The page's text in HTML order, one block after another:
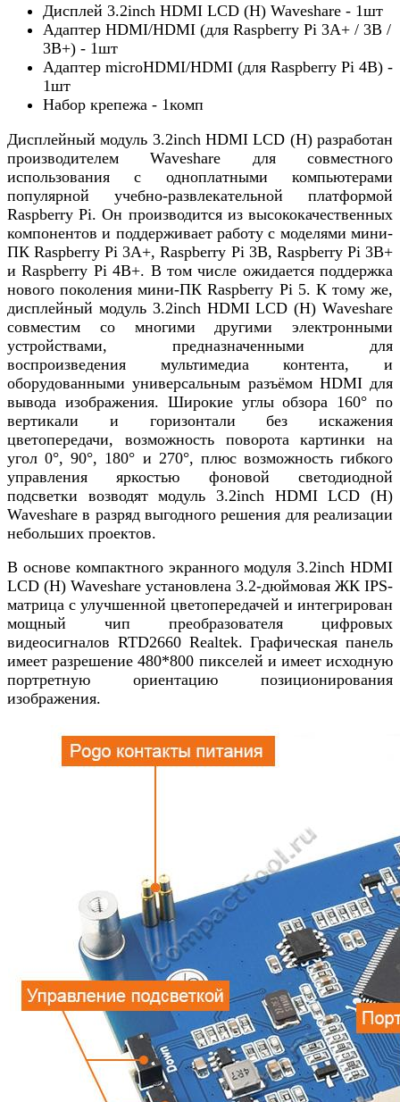
Дисплей 3.2inch HDMI LCD (H) Waveshare - 1шт
Адаптер HDMI/HDMI (для Raspberry Pi 3A+ / 3B /
3B+) - 1шт
Адаптер microHDMI/HDMI (для Raspberry Pi 4B) -
1шт
Набор крепежа - 1комп
Дисплейный модуль 3.2inch HDMI LCD (H) разработан
производителем Waveshare для совместного
использования с одноплатными компьютерами
популярной учебно-развлекательной платформой
Raspberry Pi. Он производится из высококачественных
компонентов и поддерживает работу с моделями мини-
ПК Raspberry Pi 3A+, Raspberry Pi 3B, Raspberry Pi 3B+
и Raspberry Pi 4B+. В том числе ожидается поддержка
нового поколения мини-ПК Raspberry Pi 5. К тому же,
дисплейный модуль 3.2inch HDMI LCD (H) Waveshare
совместим со многими другими электронными
устройствами, предназначенными для
воспроизведения мультимедиа контента, и
оборудованными универсальным разъёмом HDMI для
вывода изображения. Широкие углы обзора 160° по
вертикали и горизонтали без искажения
цветопередачи, возможность поворота картинки на
угол 0°, 90°, 180° и 270°, плюс возможность гибкого
управления яркостью фоновой светодиодной
подсветки возводят модуль 3.2inch HDMI LCD (H)
Waveshare в разряд выгодного решения для реализации
небольших проектов.
В основе компактного экранного модуля 3.2inch HDMI
LCD (H) Waveshare установлена 3.2-дюймовая ЖК IPS-
матрица с улучшенной цветопередачей и интегрирован
мощный чип преобразователя цифровых
видеосигналов RTD2660 Realtek. Графическая панель
имеет разрешение 480*800 пикселей и имеет исходную
портретную ориентацию позиционирования
изображения.